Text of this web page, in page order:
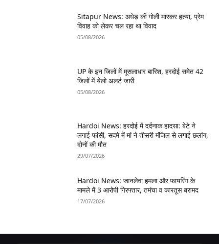
Sitapur News: अधेड़ की गोली मारकर हत्या, प्रेम
विवाह को लेकर चल रहा था विवाद
05/08/2026
UP के इन जिलों में मूसलाधार बारिश, हरदोई समेत 42
जिलों में येलो अलर्ट जारी
05/08/2026
Hardoi News: हरदोई में दर्दनाक हादसा: बेटे ने
लगाई फांसी, सदमे में मां ने तीसरी मंजिल से लगाई छलांग,
दोनों की मौत
29/07/2026
Hardoi News: जानलेवा हमला और फायरिंग के
मामले में 3 आरोपी गिरफ्तार, तमंचा व कारतूस बरामद
17/07/2026